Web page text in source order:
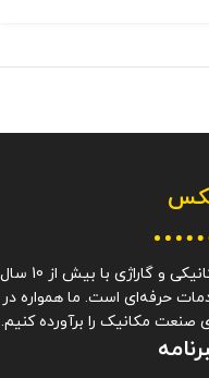
تاپکس، تولیدکننده و واردکننده تجهیزات مکانیکی و گاراژی با بیش از 10 سال
حرفه‌ای است. ما همواره در
صنعت مکانیک را برآورده کنیم.